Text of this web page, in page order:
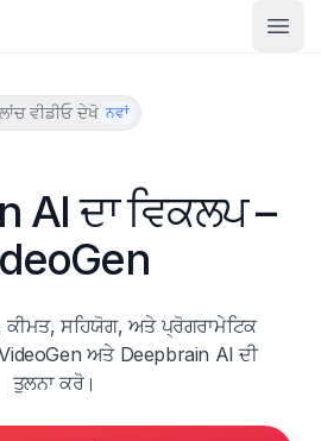
ਮੁੱਖ
ਲਾਂਚ ਵੀਡੀਓ ਦੇਖੋ ਨਵਾਂ
AI ਦਾ ਵਿਕਲਪ –
ਸਹਿਯੋਗ, ਅਤੇ ਪ੍ਰੋਗਰਾਮੇਟਿਕ
ਅਤੇ Deepbrain AI ਦੀ
ਤੁਲਨਾ ਕਰੋ।